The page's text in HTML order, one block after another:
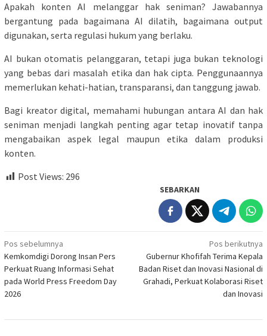
Apakah konten AI melanggar hak seniman? Jawabannya
bergantung pada bagaimana AI dilatih, bagaimana output
digunakan, serta regulasi hukum yang berlaku.
AI bukan otomatis pelanggaran, tetapi juga bukan teknologi
yang bebas dari masalah etika dan hak cipta. Penggunaannya
memerlukan kehati-hatian, transparansi, dan tanggung jawab.
Bagi kreator digital, memahami hubungan antara AI dan hak
seniman menjadi langkah penting agar tetap inovatif tanpa
mengabaikan aspek legal maupun etika dalam produksi
konten.
Post Views: 296
SEBARKAN
Navigasi
pos
Pos sebelumnya
Kemkomdigi Dorong Insan Pers
Perkuat Ruang Informasi Sehat
pada World Press Freedom Day
2026
Pos berikutnya
Gubernur Khofifah Terima Kepala
Badan Riset dan Inovasi Nasional di
Grahadi, Perkuat Kolaborasi Riset
dan Inovasi